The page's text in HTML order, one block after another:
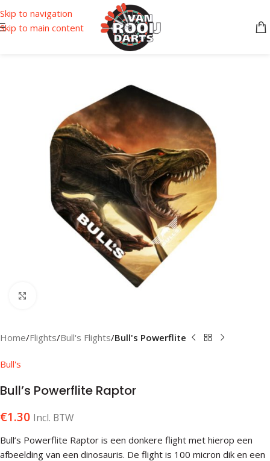
Skip to navigation
Skip to main content
Home Flights Bull's Flights Bull's Powerflite
Bull's
Bull’s Powerflite Raptor
€1.30 Incl. BTW
Bull’s Powerflite Raptor is een donkere flight met hierop een
afbeelding van een dinosauris. De flight is 100 micron dik en een